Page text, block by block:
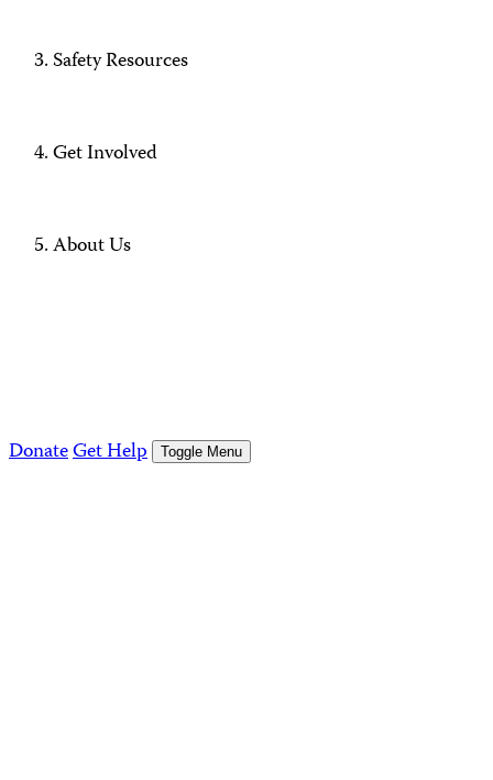
Safety Resources
Get Involved
About Us
DonateGet Help Toggle Menu